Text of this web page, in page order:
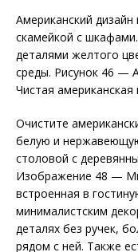
Американский дизайн
скамейкой с
деталями желтого
среды. Рисунок 46 —
Чистая
Очистите
белую и
столовой с
Изображение 48 —
встроенная в
минималистским
деталях без ручек,
рядом с ней. Также